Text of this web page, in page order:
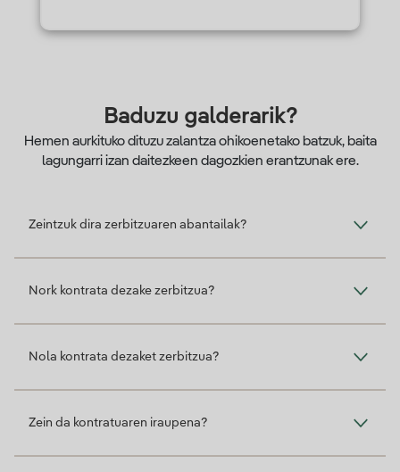
Baduzu galderarik?
Hemen aurkituko dituzu zalantza ohikoenetako batzuk, baita
lagungarri izan daitezkeen dagozkien erantzunak ere.
Zeintzuk dira zerbitzuaren abantailak?
Nork kontrata dezake zerbitzua?
Nola kontrata dezaket zerbitzua?
Zein da kontratuaren iraupena?